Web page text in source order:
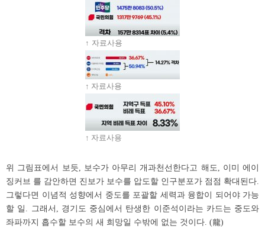
↑ 자료사용
↑ 자료사용
↑ 자료사용
위 그림표에서 보듯, 보수가 아무리 개과천선한다고 해도, 이미 에이
징커브 를 감안하면 진보가 보수를 압도할 인구분포가 점점 확대된다.
그렇다면 이념적 성향에서 중도를 포괄할 세력과 융합이 되어야 가능
할 일. 그래서, 경기도 중심에서 탄생한 이준석이라는 카드는 중도와
좌파까지 흡수할 보수의 새 희망일 수밖에 없는 것이다. (龍)